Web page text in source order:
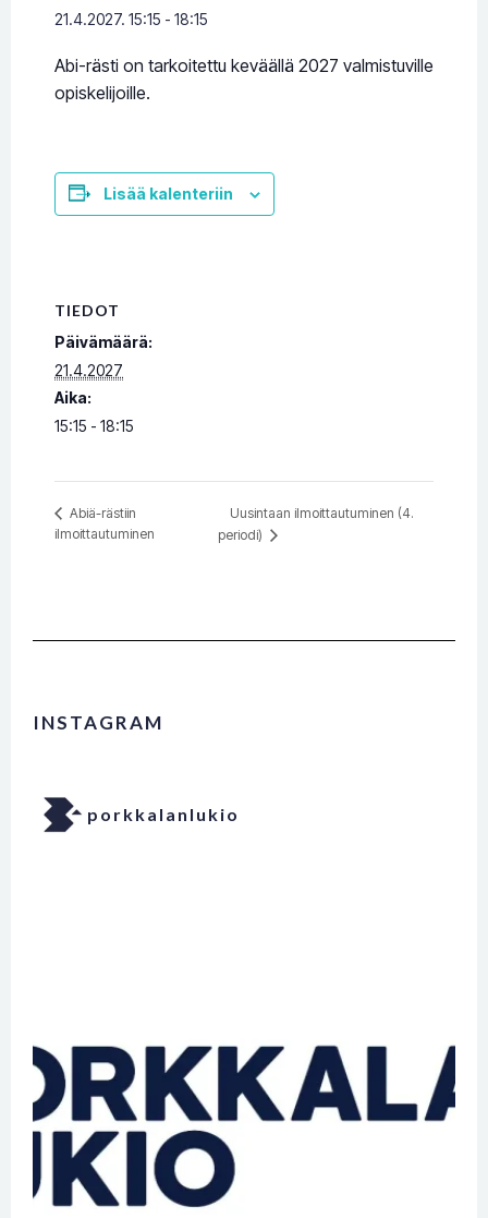
21.4.2027. 15:15 - 18:15
Abi-rästi on tarkoitettu keväällä 2027 valmistuville
opiskelijoille.
Lisää kalenteriin
TIEDOT
Päivämäärä:
21.4.2027
Aika:
15:15 - 18:15
Abiä-rästiin
ilmoittautuminen
Uusintaan ilmoittautuminen (4.
periodi)
INSTAGRAM
porkkalanlukio